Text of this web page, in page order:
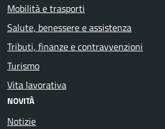
Mobilità e trasporti
Salute, benessere e assistenza
Tributi, finanze e contravvenzioni
Turismo
Vita lavorativa
NOVITÀ
Notizie